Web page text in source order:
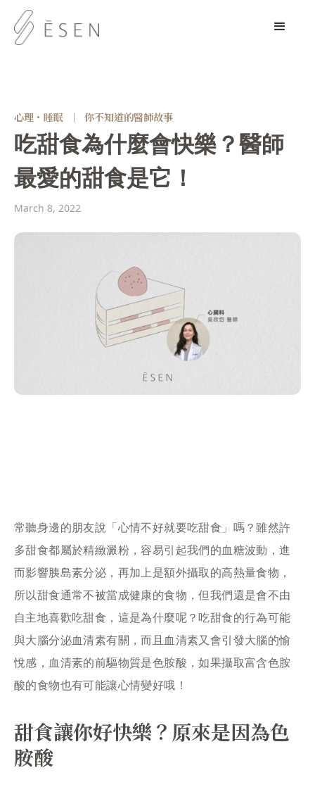
心理・睡眠 ｜ 你不知道的醫師故事
吃甜食為什麼會快樂？醫師
最愛的甜食是它！
March 8, 2022
常聽身邊的朋友說「心情不好就要吃甜食」嗎？雖然許
多甜食都屬於精緻澱粉，容易引起我們的血糖波動，進
而影響胰島素分泌，再加上是額外攝取的高熱量食物，
所以甜食通常不被當成健康的食物，但我們還是會不由
自主地喜歡吃甜食，這是為什麼呢？吃甜食的行為可能
與大腦分泌血清素有關，而且血清素又會引發大腦的愉
悅感，血清素的前驅物質是色胺酸，如果攝取富含色胺
酸的食物也有可能讓心情變好哦！
甜食讓你好快樂？原來是因為色
胺酸